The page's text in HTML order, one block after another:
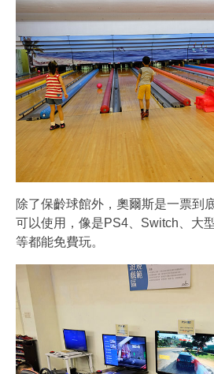
除了保齡球館外，奧爾斯是一票到
可以使用，像是PS4、Switch、大
等都能免費玩。